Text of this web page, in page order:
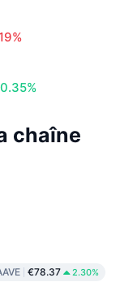
0.35%
chaîne
€78.37 2.30%